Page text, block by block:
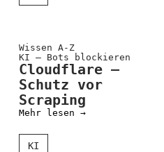
Wissen A-Z
KI – Bots blockieren
Cloudflare –
Schutz vor
Scraping
Mehr lesen →
KI